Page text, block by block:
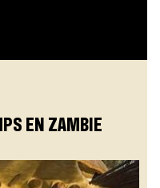
EN ZAMBIE